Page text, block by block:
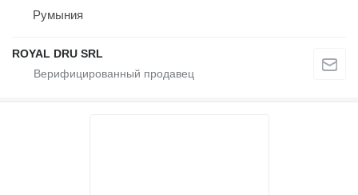
Румыния
ROYAL DRU SRL